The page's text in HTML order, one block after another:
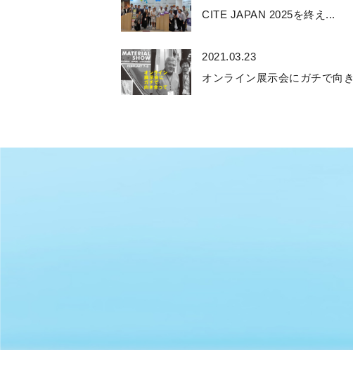
CITE JAPAN 2025を終え...
2021.03.23
オンライン展示会にガチで向